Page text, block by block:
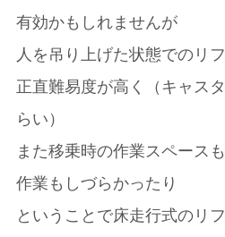
有効かもしれませんが
人を吊り上げた状態でのリ
正直難易度が高く（キャス
らい）
また移乗時の作業スペース
作業もしづらかったり
ということで床走行式のリ